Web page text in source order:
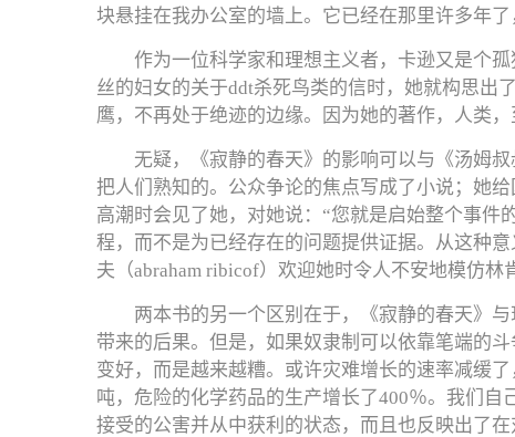
块悬挂在我办公室的墙上。它已经在那里许多年
作为一位科学家和理想主义者，卡逊又是个
丝的妇女的关于ddt杀死鸟类的信时，她就构思出
鹰，不再处于绝迹的边缘。因为她的著作，人类，
无疑，《寂静的春天》的影响可以与《汤姆
把人们熟知的。公众争论的焦点写成了小说；她
高潮时会见了她，对她说：“您就是启始整个事件
程，而不是为已经存在的问题提供证据。从这种
夫（abraham ribicof）欢迎她时令人不安地模仿
两本书的另一个区别在于，《寂静的春天》
带来的后果。但是，如果奴隶制可以依靠笔端的
变好，而是越来越糟。或许灾难增长的速率减缓
吨，危险的化学药品的生产增长了400％。我们
接受的公害并从中获利的状态，而且也反映出了